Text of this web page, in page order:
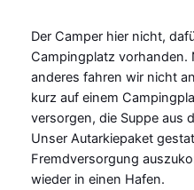
Der Camper hier nicht,
Campingplatz vorhanden.
anderes fahren wir nicht
kurz auf einem
versorgen, die Suppe aus
Unser Autarkiepaket
Fremdversorgung
wieder in einen Hafen.